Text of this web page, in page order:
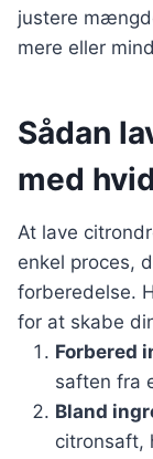
justere
mere eller
Sådan
med
At lave
enkel proces,
forberedelse.
for at skabe
Forbered
saften fra
Bland
citronsaft,